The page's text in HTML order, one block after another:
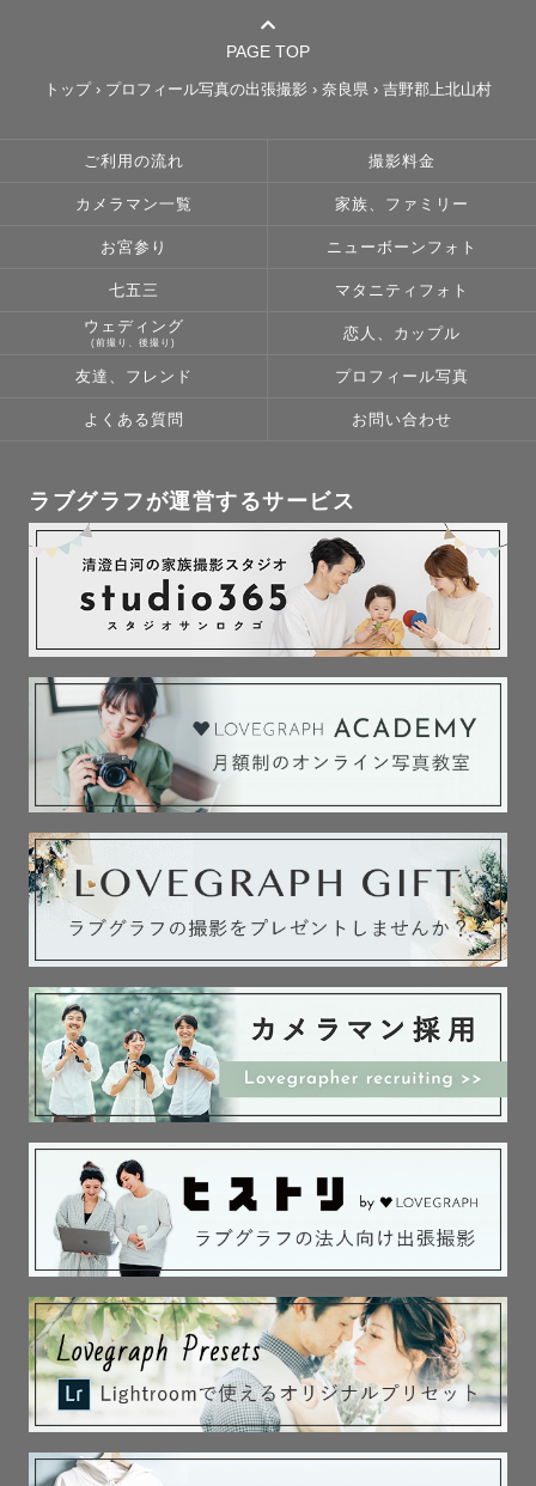
PAGE TOP
トップ› プロフィール写真の出張撮影 › 奈良県 › 吉野郡上北山村
ご利用の流れ 撮影料金
カメラマン一覧 家族、ファミリー
お宮参り ニューボーンフォト
七五三 マタニティフォト
ウェディング
(前撮り、後撮り)
恋人、カップル
友達、フレンド プロフィール写真
よくある質問 お問い合わせ
ラブグラフが運営するサービス